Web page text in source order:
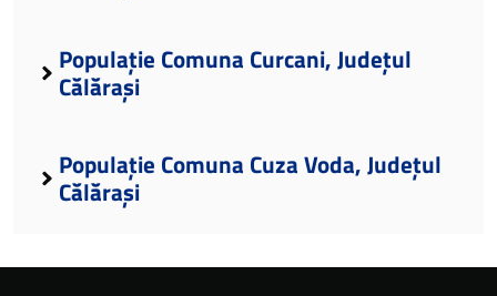
Populație Comuna Curcani, Județul
Călărași
Populație Comuna Cuza Voda, Județul
Călărași